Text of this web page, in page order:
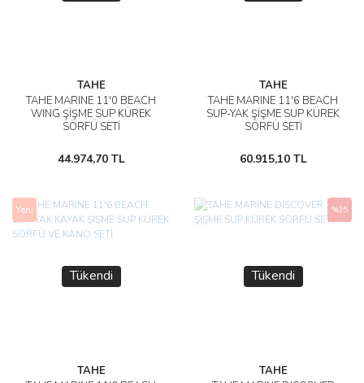
TAHE
TAHE MARINE 11'0 BEACH
WING ŞİŞME SUP KÜREK
SÖRFÜ SETİ
44.974,70 TL
TAHE
TAHE MARINE 11'6 BEACH
SUP-YAK ŞİŞME SUP KÜREK
SÖRFÜ SETİ
60.915,10 TL
Yeni
Tükendi
TAHE
Tükendi
TAHE
%35